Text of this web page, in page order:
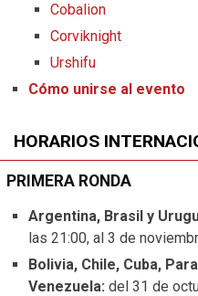
Cobalion
Corviknight
Urshifu
Cómo unirse al evento
HORARIOS
PRIMERA RONDA
Argentina, Brasil y
las 21:00, al 3 de
Bolivia, Chile, Cuba,
Venezuela: del 31 de